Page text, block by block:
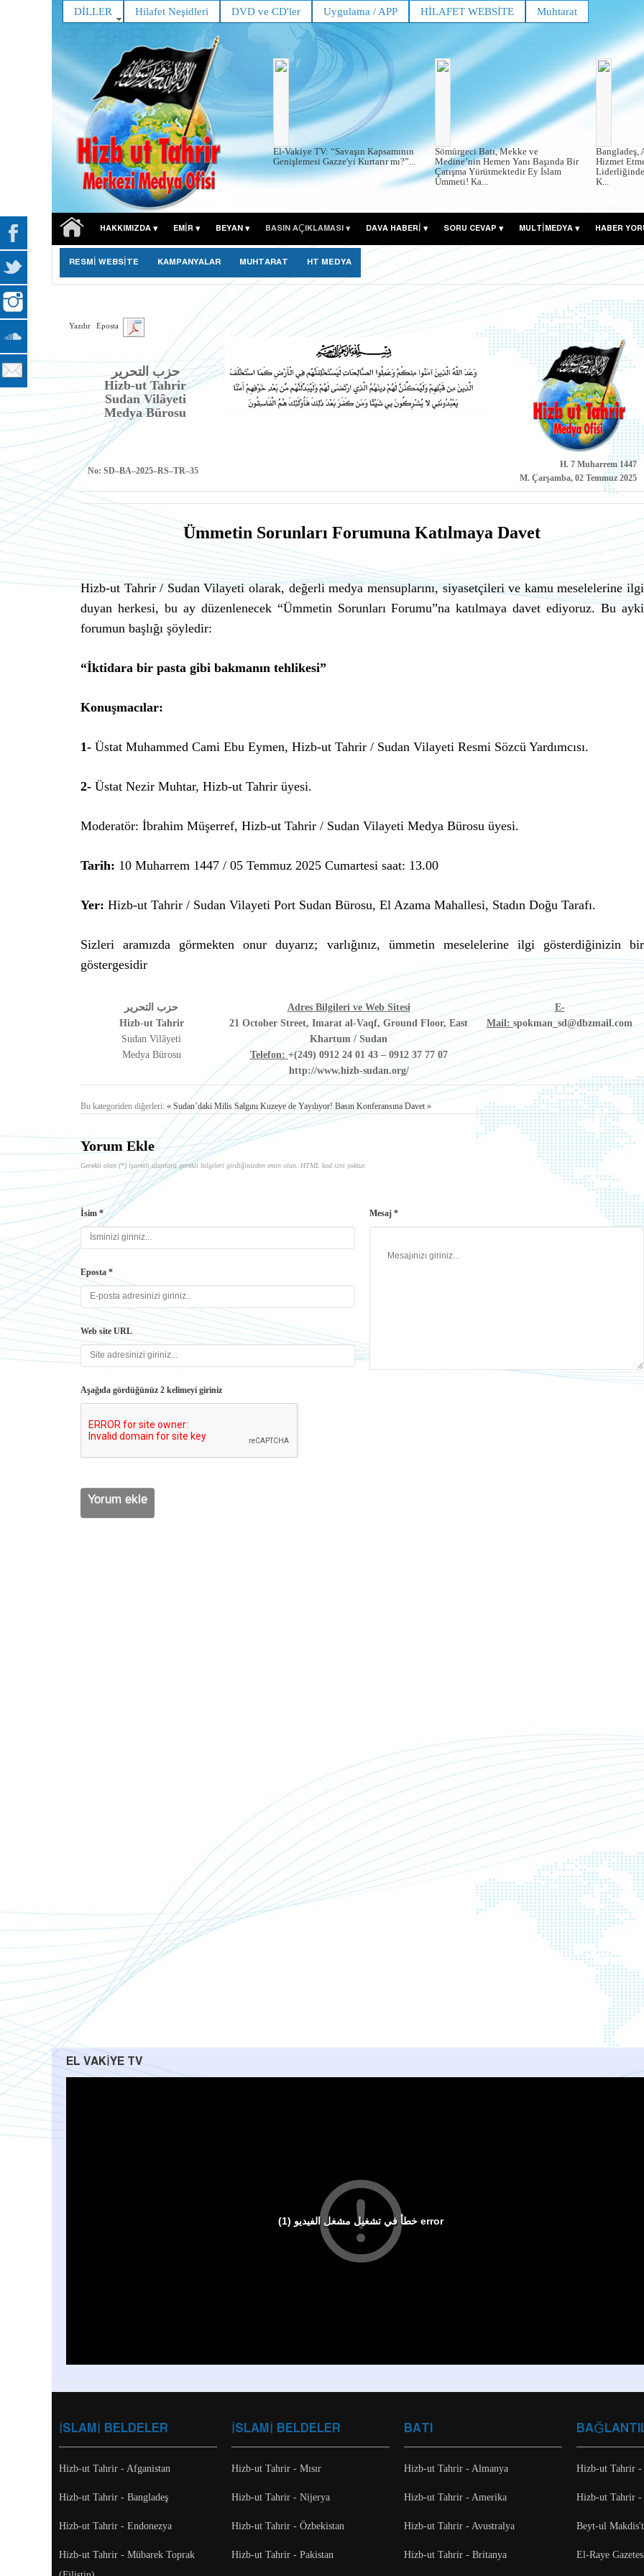
DİLLER Hilafet Neşidleri DVD ve CD'ler Uygulama / APP HİLAFET WEBSİTE Muhtarat
El-Vakiye TV: “Savaşın Kapsamının
Genişlemesi Gazze'yi Kurtarır mı?”...
Sömürgeci Batı, Mekke ve
Medine’nin Hemen Yanı Başında Bir
Çatışma Yürütmektedir Ey İslam
Ümmeti! Ka...
Bangladeş,
Hizmet
K...
HAKKIMIZDA EMIR BEYAN BASIN AÇIKLAMASI DAVA HABERİ SORU CEVAP MULTİMEDYA HABER
RESMİ WEBSİTE KAMPANYALAR MUHTARAT HT MEDYA
Yazdır Eposta
حزب التحرير
Hizb-ut Tahrir
Sudan Vilâyeti
Medya Bürosu
No: SD–BA–2025–RS–TR–35
H. 7 Muharrem 1447
M. Çarşamba, 02 Temmuz 2025
Ümmetin Sorunları Forumuna Katılmaya Davet
Hizb-ut Tahrir / Sudan Vilayeti olarak, değerli medya mensuplarını, siyasetçileri ve kamu meselelerine ilgi
duyan herkesi, bu ay düzenlenecek “Ümmetin Sorunları Forumu”na katılmaya davet ediyoruz. Bu ayki
forumun başlığı şöyledir:
“İktidara bir pasta gibi bakmanın tehlikesi”
Konuşmacılar:
1- Üstat Muhammed Cami Ebu Eymen, Hizb-ut Tahrir / Sudan Vilayeti Resmi Sözcü Yardımcısı.
2- Üstat Nezir Muhtar, Hizb-ut Tahrir üyesi.
Moderatör: İbrahim Müşerref, Hizb-ut Tahrir / Sudan Vilayeti Medya Bürosu üyesi.
Tarih: 10 Muharrem 1447 / 05 Temmuz 2025 Cumartesi saat: 13.00
Yer: Hizb-ut Tahrir / Sudan Vilayeti Port Sudan Bürosu, El Azama Mahallesi, Stadın Doğu Tarafı.
Sizleri aramızda görmekten onur duyarız; varlığınız, ümmetin meselelerine ilgi gösterdiğinizin bir
göstergesidir
حزب التحرير
Hizb-ut Tahrir
Sudan Vilâyeti
Medya Bürosu
Adres Bilgileri ve Web Sitesi
21 October Street, Imarat al-Vaqf, Ground Floor, East
Khartum / Sudan
Telefon: +(249) 0912 24 01 43 – 0912 37 77 07
http://www.hizb-sudan.org/
E-
Mail: spokman_sd@dbzmail.com
Bu kategoriden diğerleri: « Sudan’daki Milis Salgını Kuzeye de Yayılıyor! Basın Konferansına Davet »
Yorum Ekle
Gerekli olan (*) işaretli alanlara gerekli bilgileri girdiğinizden emin olun. HTML kod izni yoktur.
İsim *
Eposta *
Web site URL
Aşağıda gördüğünüz 2 kelimeyi giriniz
Mesaj *
EL VAKIYE TV
Hizb-ut Tahrir -
Hizb-ut Tahrir -
Beyt-ul
El-Raye
BATI
Hizb-ut Tahrir - Almanya
Hizb-ut Tahrir - Amerika
Hizb-ut Tahrir - Avustralya
Hizb-ut Tahrir - Britanya
İSLAMİ BELDELER
Hizb-ut Tahrir - Mısır
Hizb-ut Tahrir - Nijerya
Hizb-ut Tahrir - Özbekistan
Hizb-ut Tahrir - Pakistan
İSLAMİ BELDELER
Hizb-ut Tahrir - Afganistan
Hizb-ut Tahrir - Bangladeş
Hizb-ut Tahrir - Endonezya
Hizb-ut Tahrir - Mübarek Toprak